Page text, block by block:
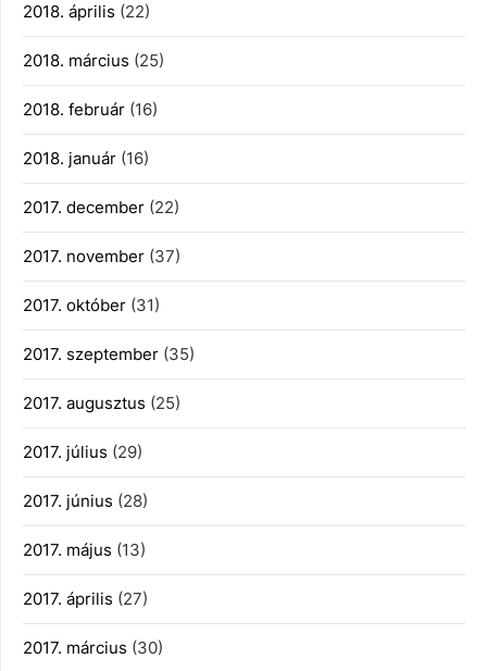
2018. április (22)
2018. március (25)
2018. február (16)
2018. január (16)
2017. december (22)
2017. november (37)
2017. október (31)
2017. szeptember (35)
2017. augusztus (25)
2017. július (29)
2017. június (28)
2017. május (13)
2017. április (27)
2017. március (30)